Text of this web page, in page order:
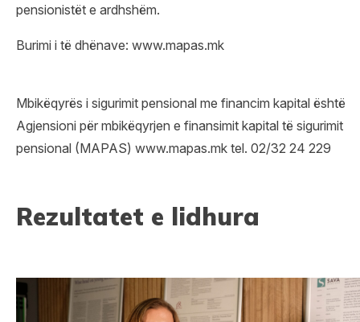
pensionistët e ardhshëm.
Burimi i të dhënave: www.mapas.mk
Mbikëqyrës i sigurimit pensional me financim kapital është
Agjensioni për mbikëqyrjen e finansimit kapital të sigurimit
pensional (MAPAS) www.mapas.mk tel. 02/32 24 229
Rezultatet e lidhura